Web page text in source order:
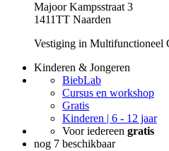
Majoor Kampsstraat 3
1411TT Naarden
Vestiging in Multifunctioneel
Kinderen & Jongeren
BiebLab
Cursus en workshop
Gratis
Kinderen | 6 - 12 jaar
Voor iedereen gratis
nog 7 beschikbaar